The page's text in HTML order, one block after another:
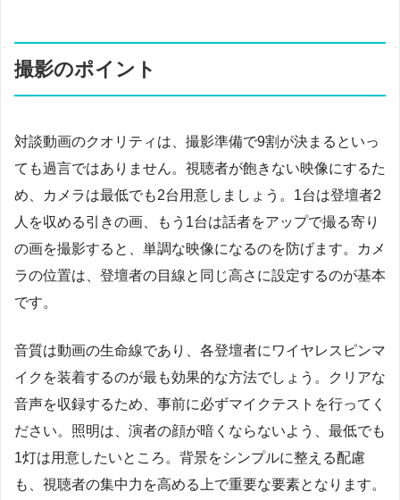
撮影のポイント
対談動画のクオリティは、撮影準備で9割が決まるといっ
ても過言ではありません。視聴者が飽きない映像にするた
め、カメラは最低でも2台用意しましょう。1台は登壇者2
人を収める引きの画、もう1台は話者をアップで撮る寄り
の画を撮影すると、単調な映像になるのを防げます。カメ
ラの位置は、登壇者の目線と同じ高さに設定するのが基本
です。
音質は動画の生命線であり、各登壇者にワイヤレスピンマ
イクを装着するのが最も効果的な方法でしょう。クリアな
音声を収録するため、事前に必ずマイクテストを行ってく
ださい。照明は、演者の顔が暗くならないよう、最低でも
1灯は用意したいところ。背景をシンプルに整える配慮
も、視聴者の集中力を高める上で重要な要素となります。